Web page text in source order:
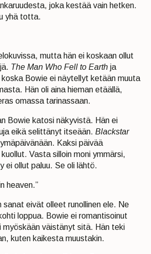
joka kestää vain hetken.
yhä totta.
mutta hän ei koskaan ollut
The Man Who Fell to Earth ja
Bowie ei näytellyt ketään muuta
Hän oli aina hieman etäällä,
omassa tarinassaan.
Bowie katosi näkyvistä. Hän ei
eikä selittänyt itseään. Blackstar
Kaksi päivää
Vasta silloin moni ymmärsi,
ei ollut paluu. Se oli lähtö.
heaven.”
sanat eivät olleet runollinen ele. Ne
loppua. Bowie ei romantisoinut
myöskään väistänyt sitä. Hän teki
kuten kaikesta muustakin.